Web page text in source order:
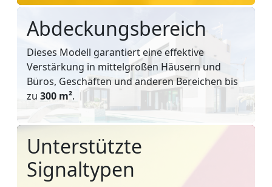
Abdeckungsbereich
Dieses Modell garantiert eine effektive
Verstärkung in mittelgroßen Häusern und
Büros, Geschäften und anderen Bereichen bis
zu 300 m².
Unterstützte
Signaltypen